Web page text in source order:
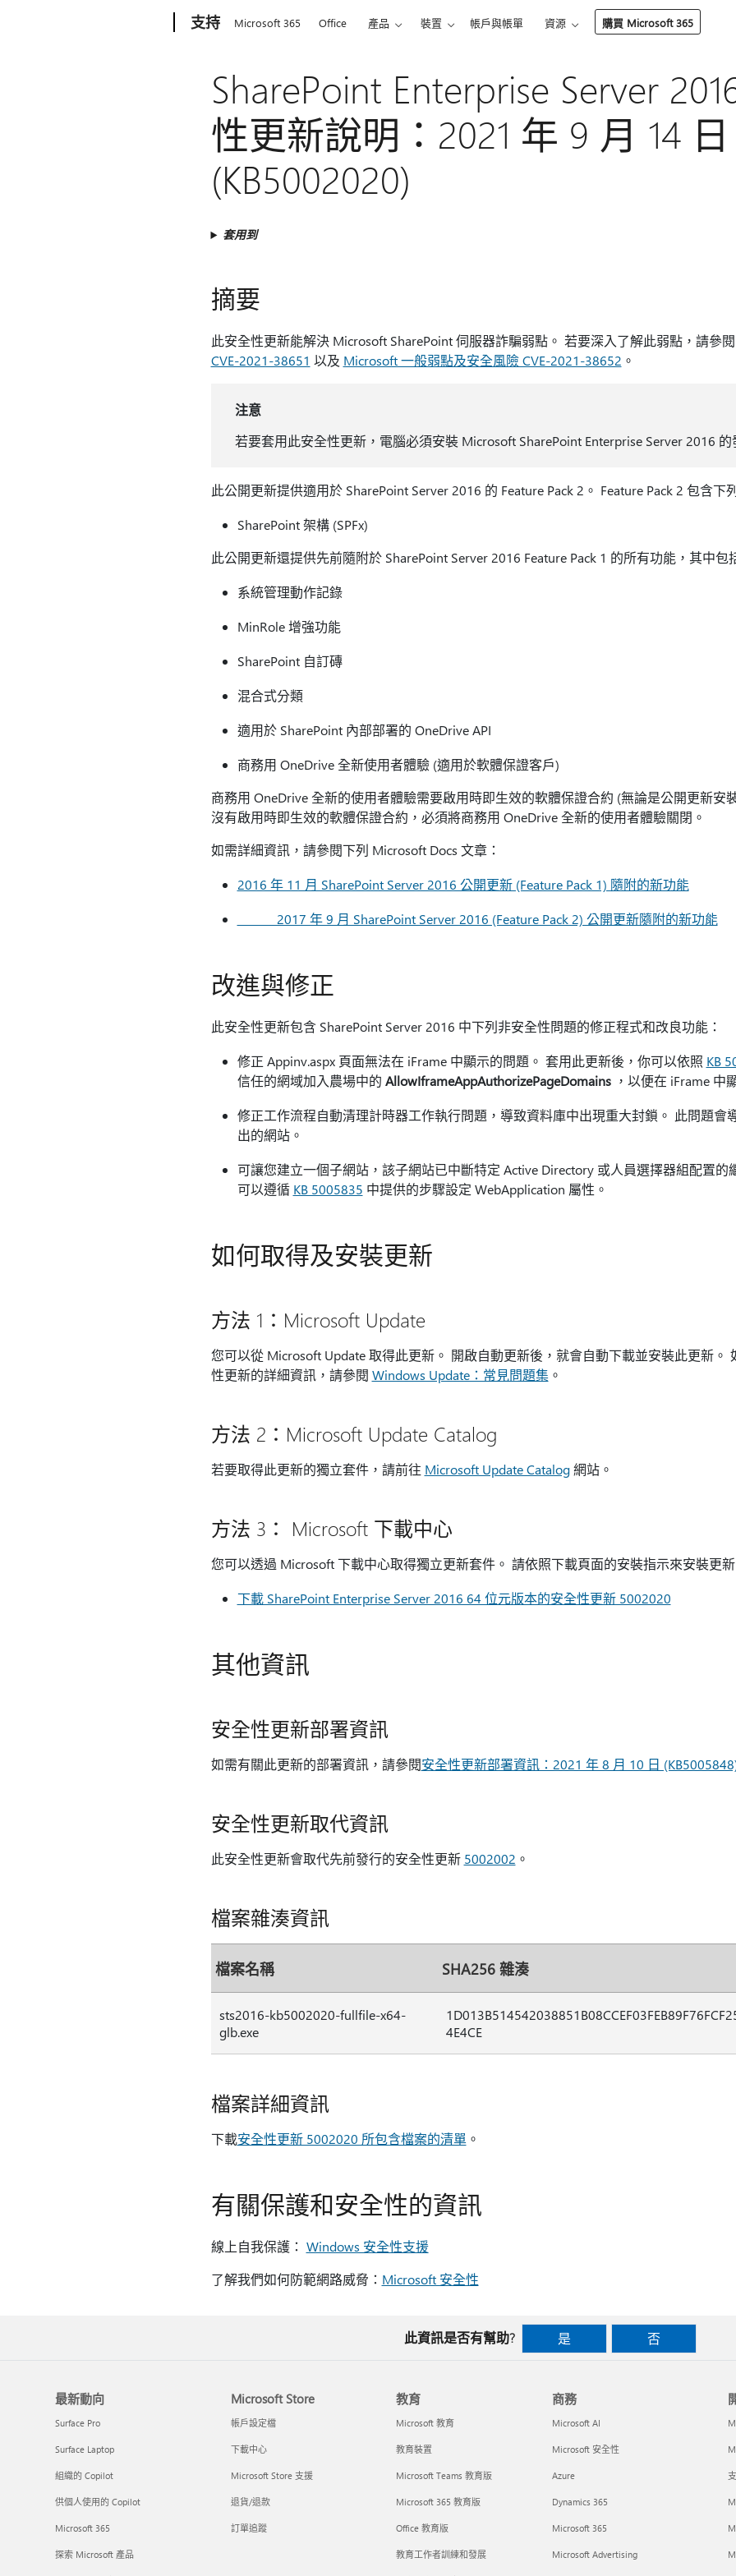
支持 Microsoft 365 Office 產品 裝置 帳戶與帳單 資源 購買 Microsoft 365
SharePoint Enterprise Server
性更新說明：2021 年 9 月 14 日
(KB5002020)
套用到
摘要
此安全性更新能解決 Microsoft SharePoint 伺服器詐騙弱點。 若要深入了解此弱點，請參閱
CVE-2021-38651 以及 Microsoft 一般弱點及安全風險 CVE-2021-38652 。
注意
若要套用此安全性更新，電腦必須安裝 Microsoft SharePoint Enterprise Server 2016 的
此公開更新提供適用於 SharePoint Server 2016 的 Feature Pack 2。 Feature Pack 2 包含下
SharePoint 架構 (SPFx)
此公開更新還提供先前隨附於 SharePoint Server 2016 Feature Pack 1 的所有功能，其中包
系統管理動作記錄
MinRole 增強功能
SharePoint 自訂磚
混合式分類
適用於 SharePoint 內部部署的 OneDrive API
商務用 OneDrive 全新使用者體驗 (適用於軟體保證客戶)
商務用 OneDrive 全新的使用者體驗需要啟用時即生效的軟體保證合約 (無論是公開更新安
沒有啟用時即生效的軟體保證合約，必須將商務用 OneDrive 全新的使用者體驗關閉。
如需詳細資訊，請參閱下列 Microsoft Docs 文章：
2016 年 11 月 SharePoint Server 2016 公開更新 (Feature Pack 1) 隨附的新功能
2017 年 9 月 SharePoint Server 2016 (Feature Pack 2) 公開更新隨附的新功能
改進與修正
此安全性更新包含 SharePoint Server 2016 中下列非安全性問題的修正程式和改良功能：
修正 Appinv.aspx 頁面無法在 iFrame 中顯示的問題。 套用此更新後，你可以依照 KB
信任的網域加入農場中的 AllowIframeAppAuthorizePageDomains，以便在 iFrame 中
修正工作流程自動清理計時器工作執行問題，導致資料庫中出現重大封鎖。 此問題會
出的網站。
可讓您建立一個子網站，該子網站已中斷特定 Active Directory 或人員選擇器組配置的
可以遵循 KB 5005835 中提供的步驟設定 WebApplication 屬性。
如何取得及安裝更新
方法 1：Microsoft Update
您可以從 Microsoft Update 取得此更新。 開啟自動更新後，就會自動下載並安裝此更新。
性更新的詳細資訊，請參閱 Windows Update：常見問題集。
方法 2：Microsoft Update Catalog
若要取得此更新的獨立套件，請前往 Microsoft Update Catalog網站。
方法 3： Microsoft 下載中心
您可以透過 Microsoft 下載中心取得獨立更新套件。 請依照下載頁面的安裝指示來安裝更新
下載 SharePoint Enterprise Server 2016 64 位元版本的安全性更新 5002020
其他資訊
安全性更新部署資訊
如需有關此更新的部署資訊，請參閱安全性更新部署資訊：2021 年 8 月 10 日
安全性更新取代資訊
此安全性更新會取代先前發行的安全性更新 5002002 。
檔案雜湊資訊
檔案名稱 SHA256 雜湊
sts2016-kb5002020-fullfile-x64-
glb.exe
4E4CE
檔案詳細資訊
下載安全性更新 5002020 所包含檔案的清單。
有關保護和安全性的資訊
線上自我保護： Windows 安全性支援
了解我們如何防範網路威脅： Microsoft 安全性
此資訊是否有幫助? 是 否
最新動向
Surface Pro
Surface Laptop
組織的 Copilot
供個人使用的 Copilot
Microsoft 365
探索 Microsoft 產品
Microsoft Store
帳戶設定檔
下載中心
Microsoft Store 支援
退貨/退款
訂單追蹤
教育
Microsoft 教育
教育裝置
Microsoft Teams 教育版
Microsoft 365 教育版
Office 教育版
教育工作者訓練和發展
商務
Microsoft AI
Microsoft 安全性
Azure
Dynamics 365
Microsoft 365
Microsoft Advertising